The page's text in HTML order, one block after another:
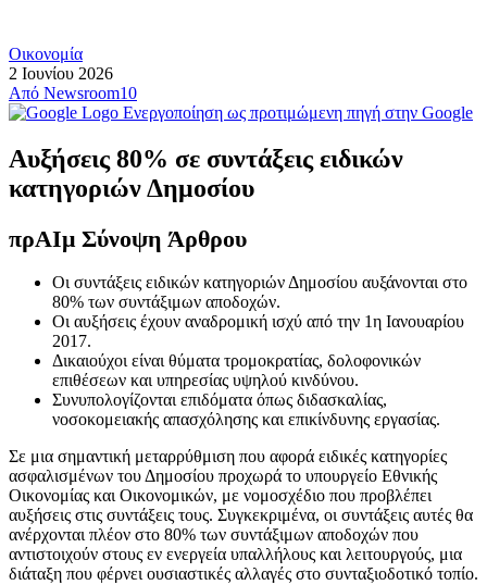
Οικονομία
2 Ιουνίου 2026
Από Newsroom10
Ενεργοποίηση ως προτιμώμενη πηγή στην Google
Αυξήσεις 80% σε συντάξεις ειδικών
κατηγοριών Δημοσίου
πρΑΙμ Σύνοψη Άρθρου
Οι συντάξεις ειδικών κατηγοριών Δημοσίου αυξάνονται στο
80% των συντάξιμων αποδοχών.
Οι αυξήσεις έχουν αναδρομική ισχύ από την 1η Ιανουαρίου
2017.
Δικαιούχοι είναι θύματα τρομοκρατίας, δολοφονικών
επιθέσεων και υπηρεσίας υψηλού κινδύνου.
Συνυπολογίζονται επιδόματα όπως διδασκαλίας,
νοσοκομειακής απασχόλησης και επικίνδυνης εργασίας.
Σε μια σημαντική μεταρρύθμιση που αφορά ειδικές κατηγορίες
ασφαλισμένων του Δημοσίου προχωρά το υπουργείο Εθνικής
Οικονομίας και Οικονομικών, με νομοσχέδιο που προβλέπει
αυξήσεις στις συντάξεις τους. Συγκεκριμένα, οι συντάξεις αυτές θα
ανέρχονται πλέον στο 80% των συντάξιμων αποδοχών που
αντιστοιχούν στους εν ενεργεία υπαλλήλους και λειτουργούς, μια
διάταξη που φέρνει ουσιαστικές αλλαγές στο συνταξιοδοτικό τοπίο.